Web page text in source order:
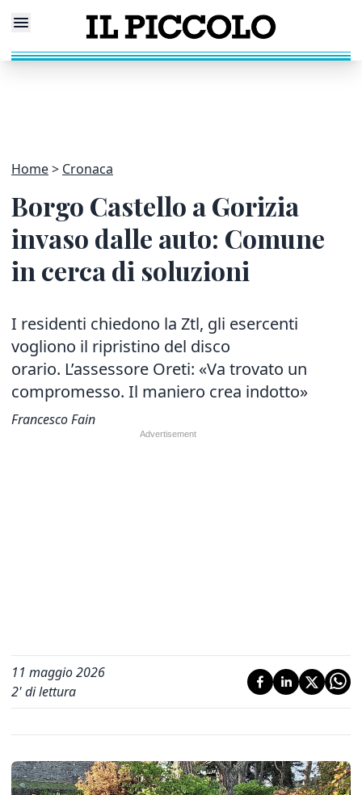
Home Cronaca
Borgo Castello a Gorizia
invaso dalle auto: Comune
in cerca di soluzioni
I residenti chiedono la Ztl, gli esercenti
vogliono il ripristino del disco
orario. L’assessore Oreti: «Va trovato un
compromesso. Il maniero crea indotto»
Francesco Fain
11 maggio 2026
2' di lettura